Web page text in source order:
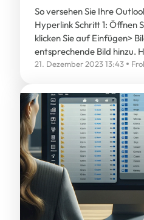
So versehen Sie Ihre
Hyperlink Schritt 1: Öffnen
klicken Sie auf Einfügen>
entsprechende Bild hinzu.
21. Dezember 2023 13:43